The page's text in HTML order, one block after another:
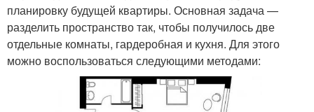
планировку будущей квартиры. Основная задача —
разделить пространство так, чтобы получилось две
отдельные комнаты, гардеробная и кухня. Для этого
можно воспользоваться следующими методами: